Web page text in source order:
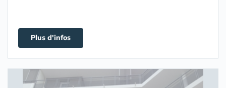
Plus d'infos